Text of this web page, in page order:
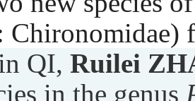
Chironomidae)
QI, Ruilei
in the genus